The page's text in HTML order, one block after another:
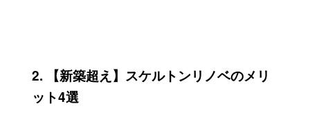
2. 【新築超え】スケルトンリノベのメリ
ット4選